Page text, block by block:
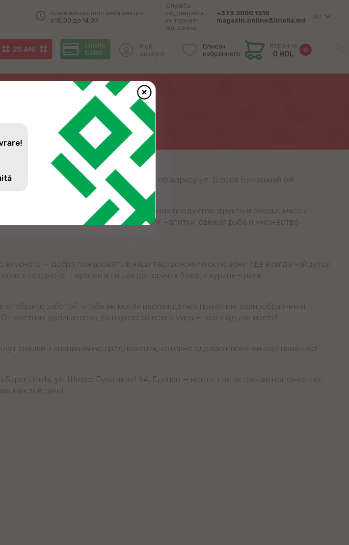
Ближайшая доставка завтра
с 10:00 до 14:00
Служба
поддержки
интернет-
магазина:
+373 3000 1515
magazin.online@linella.md
RU
Мой
аккаунт
Список
избранного
Корзина
0 MDL 0
ЕДИНЕЦ!
Super Linella прямо в городе Единец, по адресу ул. Шоссе Буковиней 64!
широкий выбор свежих и качественных продуктов: фрукты и овощи, мясо и
замороженные продукты, сладости, напитки, свежая рыба и множество
вкусного — добро пожаловать в нашу гастрономическую зону, где всегда найдутся
к подаче: от пирогов и пиццы до горячих блюд и курицы-гриль!
отобран с заботой, чтобы вы могли наслаждаться приятным, разнообразным и
местных деликатесов до вкусов со всего мира — всё в одном месте!
скидки и специальные предложения, которые сделают покупки ещё приятнее!
Linella, ул. Шоссе Буковиней 64, Единец — месте, где встречаются качество,
каждый день!